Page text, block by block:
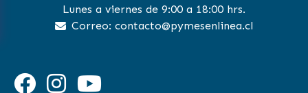
Lunes a viernes de 9:00 a 18:00 hrs.
Correo: contacto@pymesenlinea.cl